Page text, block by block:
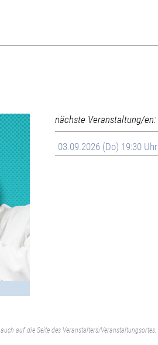
nächste Veranstaltung/en:
03.09.2026 (Do) 19:30 Uhr
auf die Seite des Veranstalters/Veranstaltungsortes.